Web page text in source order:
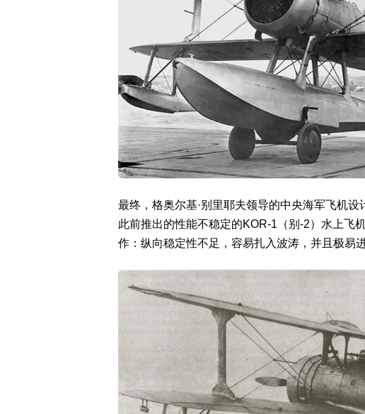
最终，格奥尔基·别里耶夫领导的中央海军飞机
此前推出的性能不稳定的KOR-1（别-2）水上飞
作：纵向稳定性不足，容易扎入波涛，并且极易